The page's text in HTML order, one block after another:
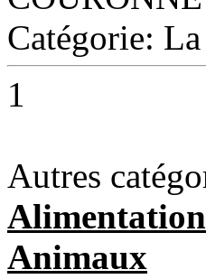
Catégorie:
1
Autres
Alimentation
Animaux